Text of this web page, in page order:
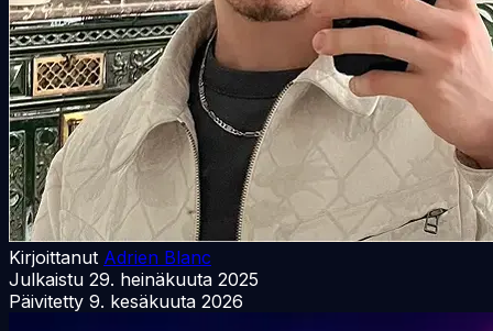
Kirjoittanut Adrien Blanc
Julkaistu 29. heinäkuuta 2025
Päivitetty 9. kesäkuuta 2026